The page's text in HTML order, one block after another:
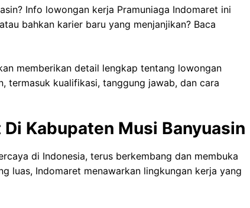
Info lowongan kerja Pramuniaga Indomaret ini
bahkan karier baru yang menjanjikan? Baca
memberikan detail lengkap tentang lowongan
termasuk kualifikasi, tanggung jawab, dan cara
Kabupaten Musi Banyuasin
di Indonesia, terus berkembang dan membuka
luas, Indomaret menawarkan lingkungan kerja yang